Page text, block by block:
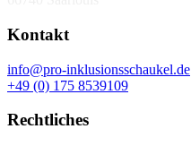
Kontakt
info@pro-inklusionsschaukel.de
+49 (0) 175 8539109
Rechtliches